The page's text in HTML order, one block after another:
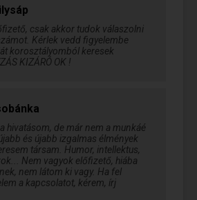
csak akkor tudok válaszolni
Kérlek vedd figyelembe
korosztályomból keresek
KIZÁRÓ OK !
hivatásom, de már nem a munkáé
és újabb izgalmas élmények
társam. Humor, intellektus,
Nem vagyok előfizető, hiába
nem látom ki vagy. Ha fel
a kapcsolatot, kérem, írj